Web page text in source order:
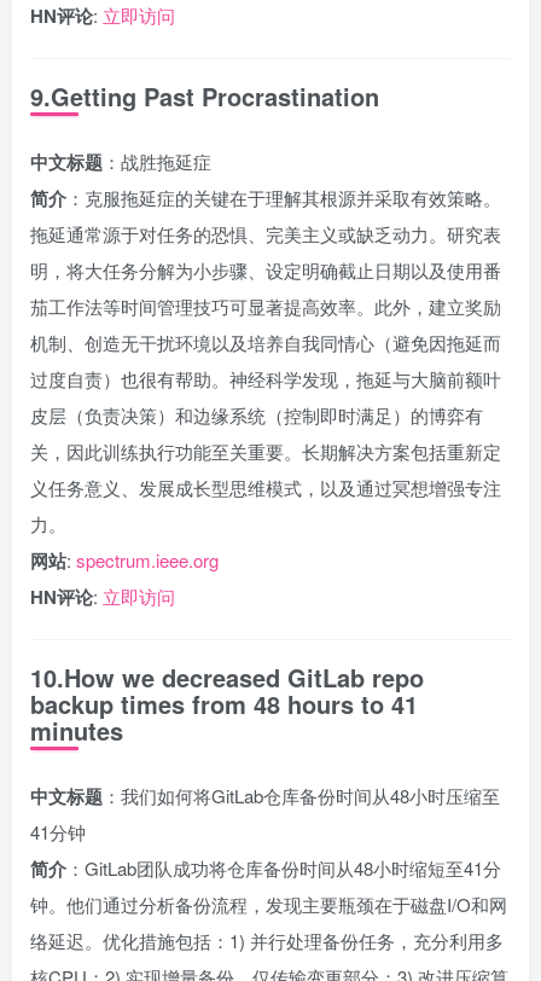
HN评论: 立即访问
9.Getting Past Procrastination
中文标题 ：战胜拖延症
简介 ：克服拖延症的关键在于理解其根源并采取有效策略。
拖延通常源于对任务的恐惧、完美主义或缺乏动力。研究表
明，将大任务分解为小步骤、设定明确截止日期以及使用番
茄工作法等时间管理技巧可显著提高效率。此外，建立奖励
机制、创造无干扰环境以及培养自我同情心（避免因拖延而
过度自责）也很有帮助。神经科学发现，拖延与大脑前额叶
皮层（负责决策）和边缘系统（控制即时满足）的博弈有
关，因此训练执行功能至关重要。长期解决方案包括重新定
义任务意义、发展成长型思维模式，以及通过冥想增强专注
力。
网站: spectrum.ieee.org
HN评论: 立即访问
10.How we decreased GitLab repo
backup times from 48 hours to 41
minutes
中文标题 ：我们如何将GitLab仓库备份时间从48小时压缩至
41分钟
简介 ：GitLab团队成功将仓库备份时间从48小时缩短至41分
钟。他们通过分析备份流程，发现主要瓶颈在于磁盘I/O和网
络延迟。优化措施包括：1) 并行处理备份任务，充分利用多